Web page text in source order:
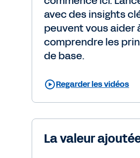
avec des insights
peuvent vous aider
comprendre les
de base.
Regarder les vidéos
La valeur